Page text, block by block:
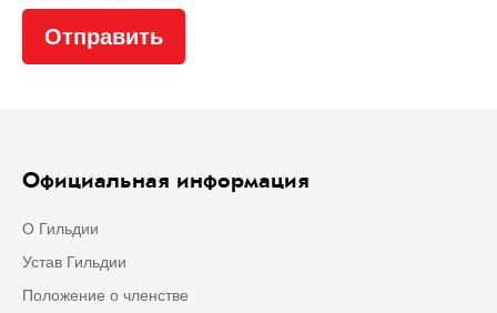
Официальная информация
О Гильдии
Устав Гильдии
Положение о членстве